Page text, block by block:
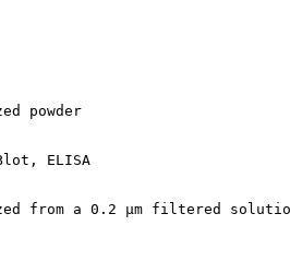
powder
ELISA
from a 0.2 μm filtered solution